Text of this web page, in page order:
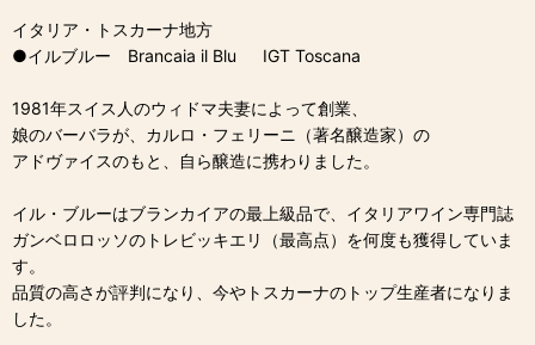
イタリア・トスカーナ地方
●イルブルー Brancaia il Blu IGT Toscana
1981年スイス人のウィドマ夫妻によって創業、
娘のバーバラが、カルロ・フェリーニ（著名醸造家）の
アドヴァイスのもと、自ら醸造に携わりました。
イル・ブルーはブランカイアの最上級品で、イタリアワイン専門誌
ガンベロロッソのトレビッキエリ（最高点）を何度も獲得していま
す。
品質の高さが評判になり、今やトスカーナのトップ生産者になりま
した。